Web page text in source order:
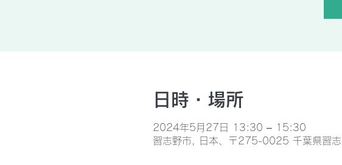
日時・場所
2024年5月27日 13:30 – 15:30
習志野市, 日本、〒275-0025 千葉県習志